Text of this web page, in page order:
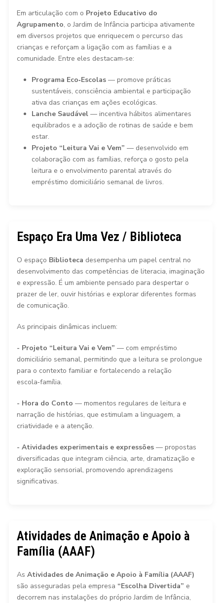
Em articulação com o Projeto Educativo do
Agrupamento, o Jardim de Infância participa ativamente
em diversos projetos que enriquecem o percurso das
crianças e reforçam a ligação com as famílias e a
comunidade. Entre eles destacam‑se:
Programa Eco‑Escolas— promove práticas
sustentáveis, consciência ambiental e participação
ativa das crianças em ações ecológicas.
Lanche Saudável— incentiva hábitos alimentares
equilibrados e a adoção de rotinas de saúde e bem
estar.
Projeto “Leitura Vai e Vem” — desenvolvido em
colaboração com as famílias, reforça o gosto pela
leitura e o envolvimento parental através do
empréstimo domiciliário semanal de livros.
Espaço Era Uma Vez / Biblioteca
O espaço Biblioteca desempenha um papel central no
desenvolvimento das competências de literacia, imaginação
e expressão. É um ambiente pensado para despertar o
prazer de ler, ouvir histórias e explorar diferentes formas
de comunicação.
As principais dinâmicas incluem:
- Projeto “Leitura Vai e Vem” — com empréstimo
domiciliário semanal, permitindo que a leitura se prolongue
para o contexto familiar e fortalecendo a relação
escola‑família.
- Hora do Conto — momentos regulares de leitura e
narração de histórias, que estimulam a linguagem, a
criatividade e a atenção.
- Atividades experimentais e expressões— propostas
diversificadas que integram ciência, arte, dramatização e
exploração sensorial, promovendo aprendizagens
significativas.
Atividades de Animação e Apoio à
Família (AAAF)
As Atividades de Animação e Apoio à Família (AAAF)
são asseguradas pela empresa “Escolha Divertida” e
decorrem nas instalações do próprio Jardim de Infância,